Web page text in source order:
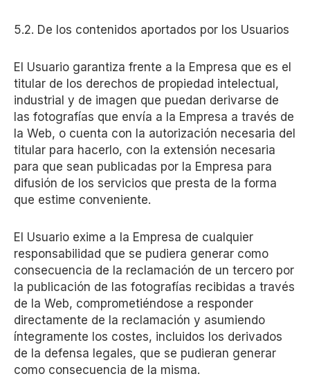
5.2. De los contenidos aportados por los Usuarios
El Usuario garantiza frente a la Empresa que es el
titular de los derechos de propiedad intelectual,
industrial y de imagen que puedan derivarse de
las fotografías que envía a la Empresa a través de
la Web, o cuenta con la autorización necesaria del
titular para hacerlo, con la extensión necesaria
para que sean publicadas por la Empresa para
difusión de los servicios que presta de la forma
que estime conveniente.
El Usuario exime a la Empresa de cualquier
responsabilidad que se pudiera generar como
consecuencia de la reclamación de un tercero por
la publicación de las fotografías recibidas a través
de la Web, comprometiéndose a responder
directamente de la reclamación y asumiendo
íntegramente los costes, incluidos los derivados
de la defensa legales, que se pudieran generar
como consecuencia de la misma.